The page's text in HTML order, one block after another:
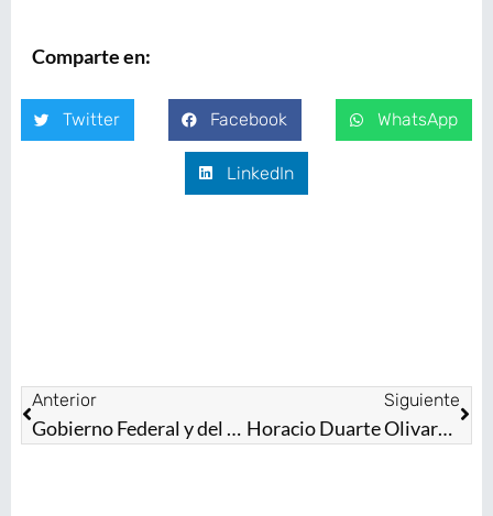
Comparte en:
Twitter Facebook WhatsApp
LinkedIn
Anterior
Gobierno Federal y del Estado de México despliegan maquinaria especializada para atender a 600 familias afectadas por las intensas lluvias en Chalco
Siguiente
Horacio Duarte Olivares, Secretario General de Gobierno llama a empresarios a denunciar cualquier mínimo acto de corrupción en el Estado de México